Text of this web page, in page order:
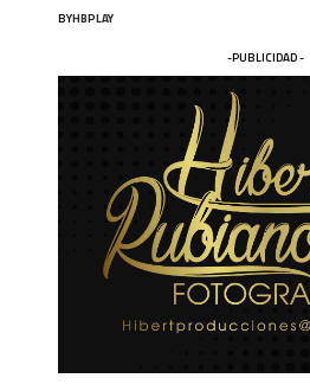
BYHBPLAY
-PUBLICIDAD -